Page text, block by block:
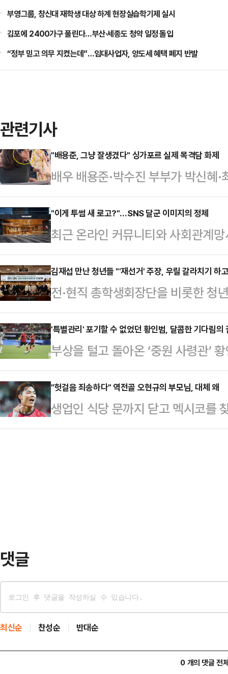
부영그룹, 창신대 재학생 대상 하계 현장실습학기제 실시
김포에 2400가구 풀린다…부산·세종도 청약 일정 돌입
“정부 믿고 의무 지켰는데”…임대사업자, 양도세 혜택 폐지 반발
관련기사
"배용준, 그냥 잘생겼다" 싱가포르 실제 목격담 화제
배우 배용준·박수진 부부가 박신혜
가운데, 배용준을 직접 봤다는 누리
중국 사회관계망서비스(SNS)에는
휴가를 즐기는 모습이 담긴 사진과
으로 올해 53세인 배용준은 모자
길을 끌었다.배용준을 직접 목격한
관리를 잘한 모습이었다"며 "건강
했다.이어 "온라인에 …
"이게 투썸 새 로고?"…SNS 달군 이미지의 정체
최근 온라인 커뮤니티와 사회관계
(투썸)의 새 로고 도입설이 확산되
고 있다.일부 이용자들을 중심으로
는 부정적인 반응이 지속되면서, 회
변경 계획도 없다”고 선을 그었다.
'TWO'를 의미하는 영문자 'T'와
'ㅁ'을 조합한 형태다. 온라인에서
로 소개되며 …
김재섭 만난 청년들 "'재선거' 주장, 우릴 갈라치기 하
전·현직 총학생회장단을 비롯한 청
으로 비화하는 것에 대해 우려의 목
거' 논쟁이 청년 세대의 분열을 조
민의힘 의원은 12일 오전 국회에서
련 전국 대학 전현직총학생회장 간
개 대학의 전·현직 총학생회장과
회는 김채수 전 숭실대 총학생회장
△투표용지 부족…
'특별관리' 포기할 수 없었던 황인범, 달콤한 기다림의
부상을 털고 돌아온 ‘중원 사령관’
다.황인범은 12일(한국시각) 멕시
열린 체코와의 2026 국제축구연맹
전에서 1골-1도움 맹활약을 펼치
주도하고도 전반을 0-0으로 마치
"헛걸음 죄송하다" 역전골 오현규의 부모님, 대체 왜
생업인 식당 문까지 닫고 멕시코를
다. 바로 체코전 승리를 이끈 국가
댓글
최신순 찬성순 반대순
0 개의 댓글 전